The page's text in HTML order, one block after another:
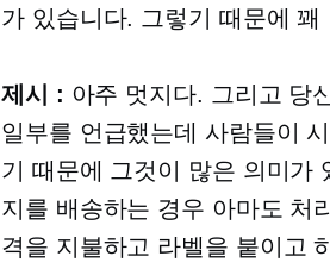
가 있습니다. 그렇기 때문에 꽤
제시 : 아주 멋지다. 그리고 당
일부를 언급했는데 사람들이
기 때문에 그것이 많은 의미가
지를 배송하는 경우 아마도 처
격을 지불하고 라벨을 붙이고